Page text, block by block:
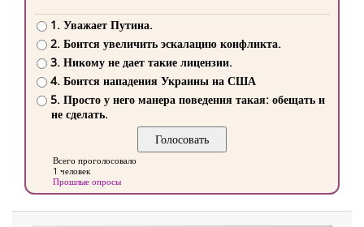
1. Уважает Путина.
2. Боится увеличить эскалацию конфликта.
3. Никому не дает такие лицензии.
4. Боится нападения Украины на США
5. Просто у него манера поведения такая: обещать и
не сделать.
Всего проголосовало
1 человек
Прошлые опросы